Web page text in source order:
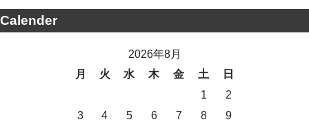
Calender
2026年8月
月
火 水 木 金 土
日
1
2
3
4 5 6 7 8
9